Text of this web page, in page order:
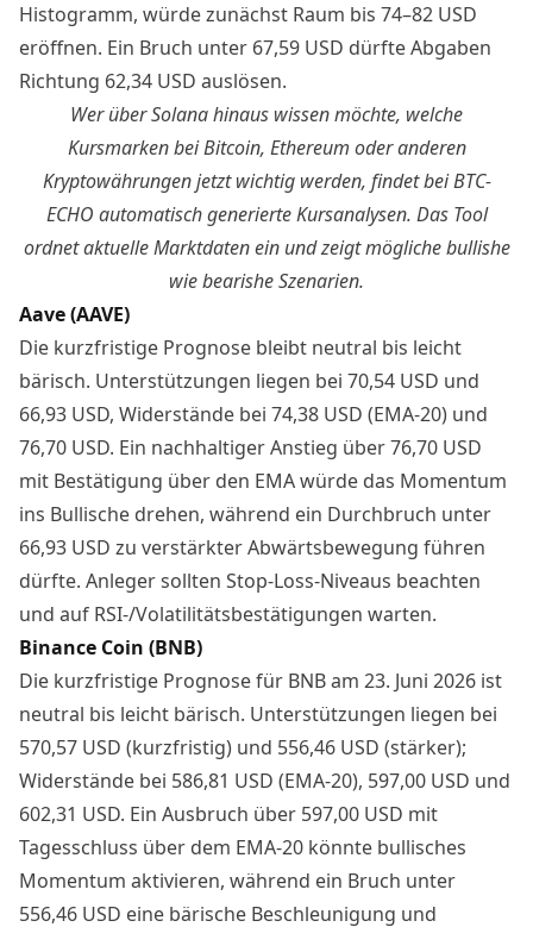
Histogramm, würde zunächst Raum bis 74–82 USD
eröffnen. Ein Bruch unter 67,59 USD dürfte Abgaben
Richtung 62,34 USD auslösen.
Wer über Solana hinaus wissen möchte, welche
Kursmarken bei Bitcoin, Ethereum oder anderen
Kryptowährungen jetzt wichtig werden, findet bei BTC-
ECHO automatisch generierte Kursanalysen. Das Tool
ordnet aktuelle Marktdaten ein und zeigt mögliche bullishe
wie bearishe Szenarien.
Aave (AAVE)
Die kurzfristige Prognose bleibt neutral bis leicht
bärisch. Unterstützungen liegen bei 70,54 USD und
66,93 USD, Widerstände bei 74,38 USD (EMA‑20) und
76,70 USD. Ein nachhaltiger Anstieg über 76,70 USD
mit Bestätigung über den EMA würde das Momentum
ins Bullische drehen, während ein Durchbruch unter
66,93 USD zu verstärkter Abwärtsbewegung führen
dürfte. Anleger sollten Stop‑Loss‑Niveaus beachten
und auf RSI‑/Volatilitätsbestätigungen warten.
Binance Coin (BNB)
Die kurzfristige Prognose für BNB am 23. Juni 2026 ist
neutral bis leicht bärisch. Unterstützungen liegen bei
570,57 USD (kurzfristig) und 556,46 USD (stärker);
Widerstände bei 586,81 USD (EMA-20), 597,00 USD und
602,31 USD. Ein Ausbruch über 597,00 USD mit
Tagesschluss über dem EMA-20 könnte bullisches
Momentum aktivieren, während ein Bruch unter
556,46 USD eine bärische Beschleunigung und